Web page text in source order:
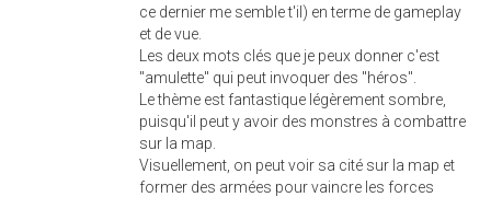
ce dernier me semble t'il) en terme de gameplay
et de vue.
Les deux mots clés que je peux donner c'est
"amulette" qui peut invoquer des "héros".
Le thème est fantastique légèrement sombre,
puisqu'il peut y avoir des monstres à combattre
sur la map.
Visuellement, on peut voir sa cité sur la map et
former des armées pour vaincre les forces